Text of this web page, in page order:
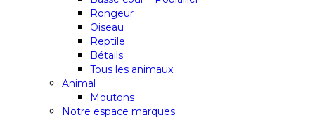
Rongeur
Oiseau
Reptile
Bétails
Tous les animaux
Animal
Moutons
Notre espace marques